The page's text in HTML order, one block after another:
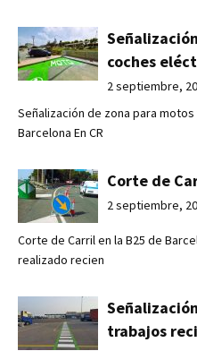
coches
2 septiembre,
Señalización de zona para
Barcelona En CR
Corte de
2 septiembre,
Corte de Carril en la B25 de
realizado recien
trabajos